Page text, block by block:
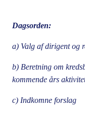
Dagsorden:
a) Valg af dirigent og
b) Beretning om
kommende års
c) Indkomne forslag